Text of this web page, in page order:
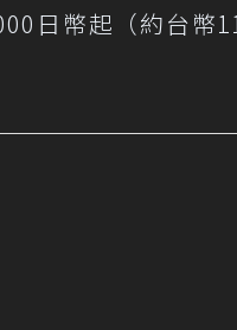
日幣起（約台幣